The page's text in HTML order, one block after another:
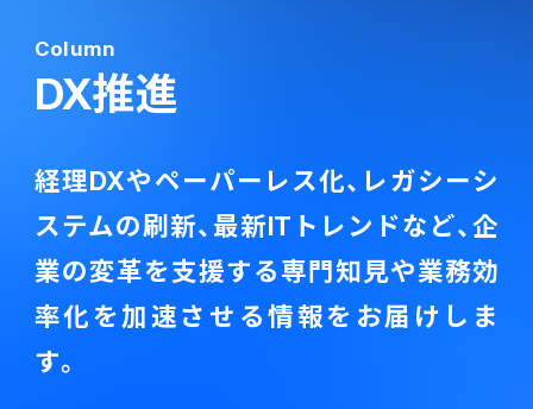
PROACTIVEとは
ブランドコア
PROACTIVE AI
機能
会計
オファリング
業務特化型オファリング
お役立ち情報
Column
DX推進
経理DXやペーパーレス化、レガシーシ
ステムの刷新、最新ITトレンドなど、企
業の変革を支援する専門知見や業務効
率化を加速させる情報をお届けしま
す。